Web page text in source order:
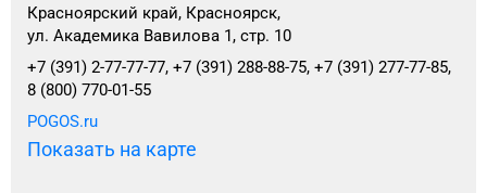
Красноярский край, Красноярск,
ул. Академика Вавилова 1, стр. 10
+7 (391) 2-77-77-77, +7 (391) 288-88-75, +7 (391) 277-77-85,
8 (800) 770-01-55
POGOS.ru
Показать на карте